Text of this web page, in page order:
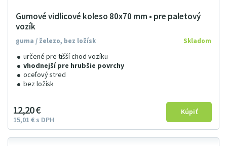
Gumové vidlicové koleso 80x70 mm • pre paletový
vozík
guma / železo, bez ložísk
určené pre tišší chod vozíku
vhodnejší pre hrubšie povrchy
oceľový stred
bez ložísk
Skladom
12 20€
15 01 € s DPH